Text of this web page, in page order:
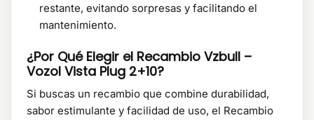
restante, evitando sorpresas y facilitando el
mantenimiento.
¿Por Qué Elegir el Recambio Vzbull –
Vozol Vista Plug 2+10?
Si buscas un recambio que combine durabilidad,
sabor estimulante y facilidad de uso, el Recambio